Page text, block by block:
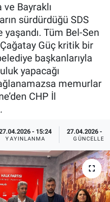
ve Bayraklı
sürdürdüğü SDS
Tüm Bel-Sen
Güç kritik bir
başkanlarıyla
yapacağı
memurlar
CHP İl
- 15:24
YAYINLANMA
27.04.2026 -